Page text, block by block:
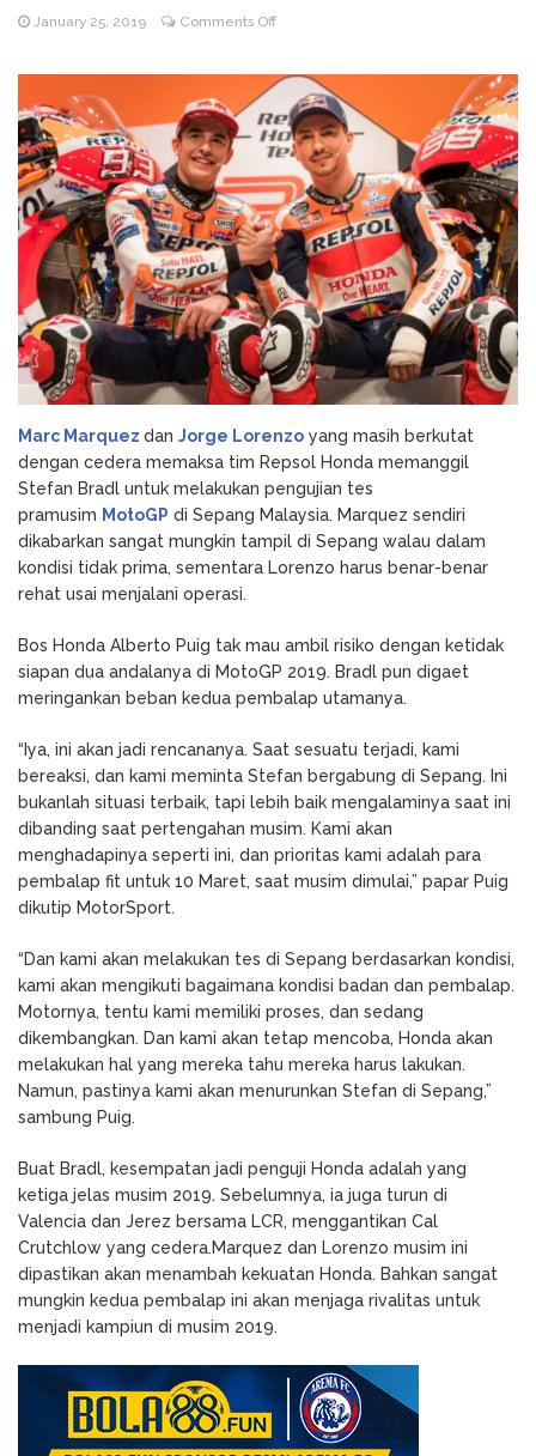
slots και οι δυνατότητες που αξίζει να
δοκιμάσετε
August 6, 2026
NV Casino
Auszahlungsleitfaden: Schritt-für-Schritt-
Anleitung zum Auszahlen
January 25, 2019 Comments Offon
dan
Lorenzo
Cedera,
Honda
Panggil
Stefan
Bradl
Marc Marquez dan Jorge Lorenzo yang masih berkutat
dengan cedera memaksa tim Repsol Honda memanggil
Stefan Bradl untuk melakukan pengujian tes
pramusim MotoGP di Sepang Malaysia. Marquez sendiri
dikabarkan sangat mungkin tampil di Sepang walau dalam
kondisi tidak prima, sementara Lorenzo harus benar-benar
rehat usai menjalani operasi.
Bos Honda Alberto Puig tak mau ambil risiko dengan ketidak
siapan dua andalanya di MotoGP 2019. Bradl pun digaet
meringankan beban kedua pembalap utamanya.
“Iya, ini akan jadi rencananya. Saat sesuatu terjadi, kami
bereaksi, dan kami meminta Stefan bergabung di Sepang. Ini
bukanlah situasi terbaik, tapi lebih baik mengalaminya saat ini
dibanding saat pertengahan musim. Kami akan
menghadapinya seperti ini, dan prioritas kami adalah para
pembalap fit untuk 10 Maret, saat musim dimulai,” papar Puig
dikutip MotorSport.
“Dan kami akan melakukan tes di Sepang berdasarkan kondisi,
kami akan mengikuti bagaimana kondisi badan dan pembalap.
Motornya, tentu kami memiliki proses, dan sedang
dikembangkan. Dan kami akan tetap mencoba, Honda akan
melakukan hal yang mereka tahu mereka harus lakukan.
Namun, pastinya kami akan menurunkan Stefan di Sepang,”
sambung Puig.
Buat Bradl, kesempatan jadi penguji Honda adalah yang
ketiga jelas musim 2019. Sebelumnya, ia juga turun di
Valencia dan Jerez bersama LCR, menggantikan Cal
Crutchlow yang cedera.Marquez dan Lorenzo musim ini
dipastikan akan menambah kekuatan Honda. Bahkan sangat
mungkin kedua pembalap ini akan menjaga rivalitas untuk
menjadi kampiun di musim 2019.